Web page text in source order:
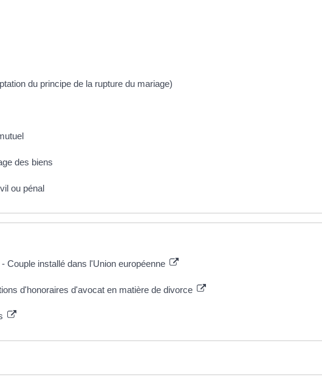
du principe de la rupture du mariage)
des biens
ou pénal
Couple installé dans l'Union européenne
d'honoraires d'avocat en matière de divorce